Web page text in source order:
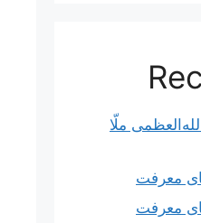
ملّا
معرفت
معرفت